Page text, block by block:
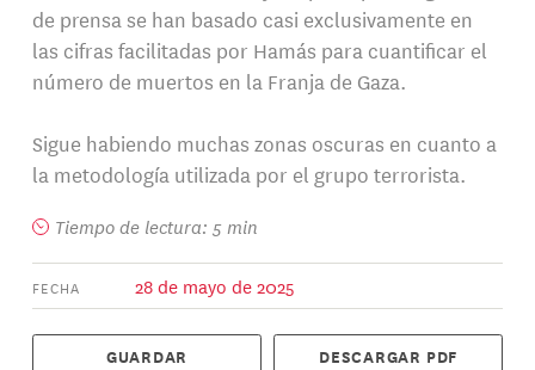
de prensa se han basado casi exclusivamente en
las cifras facilitadas por Hamás para cuantificar el
número de muertos en la Franja de Gaza.
Sigue habiendo muchas zonas oscuras en cuanto a
la metodología utilizada por el grupo terrorista.
Tiempo de lectura: 5 min
FECHA 28 de mayo de 2025
GUARDAR DESCARGAR PDF